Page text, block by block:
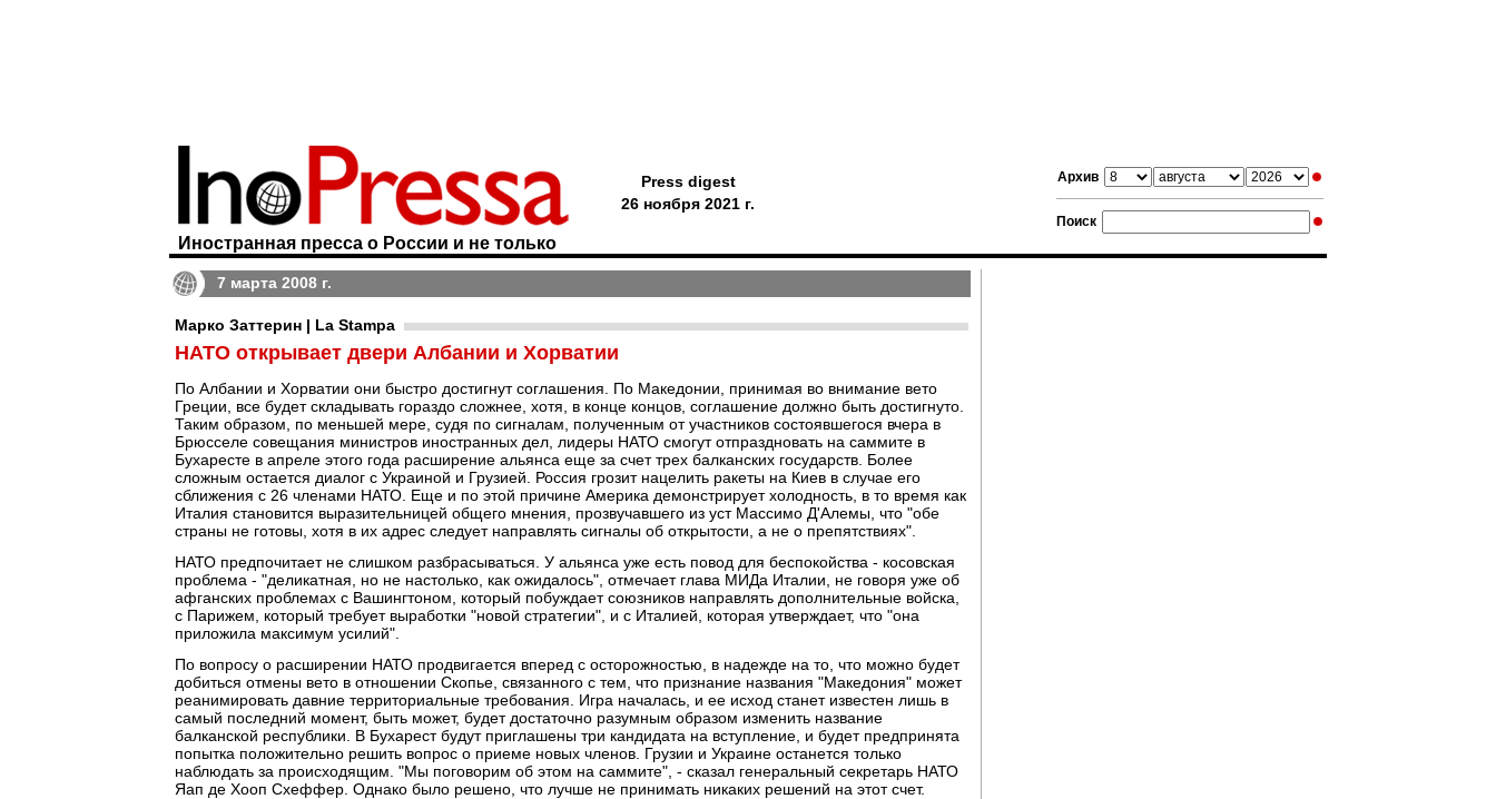
Архив
Поиск
Иностранная пресса о России и не только
Press digest
26 ноября 2021 г.
7 марта 2008 г.
Марко Заттерин | La Stampa
НАТО открывает двери Албании и Хорватии
По Албании и Хорватии они быстро достигнут соглашения. По Македонии, принимая во внимание вето
Греции, все будет складывать гораздо сложнее, хотя, в конце концов, соглашение должно быть достигнуто.
Таким образом, по меньшей мере, судя по сигналам, полученным от участников состоявшегося вчера в
Брюсселе совещания министров иностранных дел, лидеры НАТО смогут отпраздновать на саммите в
Бухаресте в апреле этого года расширение альянса еще за счет трех балканских государств. Более
сложным остается диалог с Украиной и Грузией. Россия грозит нацелить ракеты на Киев в случае его
сближения с 26 членами НАТО. Еще и по этой причине Америка демонстрирует холодность, в то время как
Италия становится выразительницей общего мнения, прозвучавшего из уст Массимо Д'Алемы, что "обе
страны не готовы, хотя в их адрес следует направлять сигналы об открытости, а не о препятствиях".
НАТО предпочитает не слишком разбрасываться. У альянса уже есть повод для беспокойства - косовская
проблема - "деликатная, но не настолько, как ожидалось", отмечает глава МИДа Италии, не говоря уже об
афганских проблемах с Вашингтоном, который побуждает союзников направлять дополнительные войска,
с Парижем, который требует выработки "новой стратегии", и с Италией, которая утверждает, что "она
приложила максимум усилий".
По вопросу о расширении НАТО продвигается вперед с осторожностью, в надежде на то, что можно будет
добиться отмены вето в отношении Скопье, связанного с тем, что признание названия "Македония" может
реанимировать давние территориальные требования. Игра началась, и ее исход станет известен лишь в
самый последний момент, быть может, будет достаточно разумным образом изменить название
балканской республики. В Бухарест будут приглашены три кандидата на вступление, и будет предпринята
попытка положительно решить вопрос о приеме новых членов. Грузии и Украине останется только
наблюдать за происходящим. "Мы поговорим об этом на саммите", - сказал генеральный секретарь НАТО
Яап де Хооп Схеффер. Однако было решено, что лучше не принимать никаких решений на этот счет.